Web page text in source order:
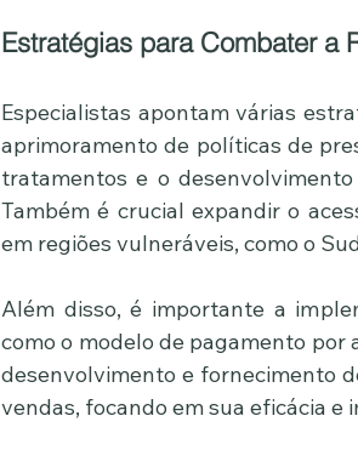
Estratégias para Combater a
Especialistas apontam várias
aprimoramento de políticas de
tratamentos e o
Também é crucial expandir o
em regiões vulneráveis, como o
Além disso, é importante a
como o modelo de pagamento por
desenvolvimento e fornecimento
vendas, focando em sua eficácia e